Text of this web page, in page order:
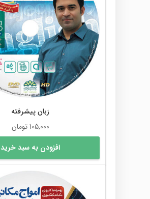
زبان پیشرفته
105,000 تومان
افزودن به سبد خرید